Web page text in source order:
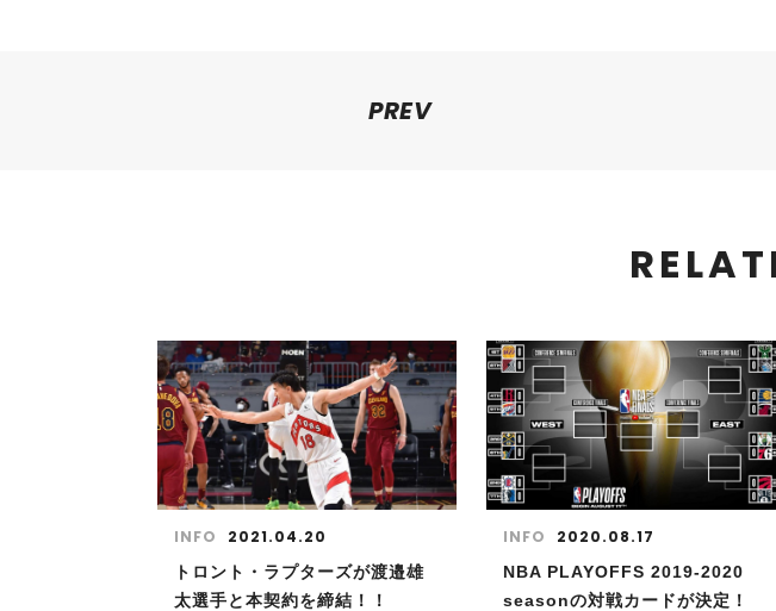
PREV
INFO 2021.04.20
トロント・ラプターズが渡邉雄
太選手と本契約を締結！！
INFO 2020.08.17
NBA PLAYOFFS 2019-2020
seasonの対戦カードが決定！